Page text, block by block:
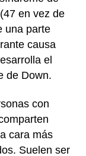
en vez de
una parte
causa
el
de Down.
con
cara más
Suelen ser